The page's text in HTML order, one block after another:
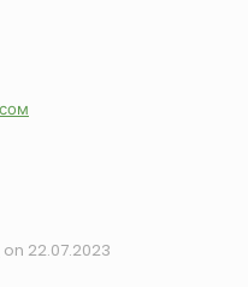
on 22.07.2023